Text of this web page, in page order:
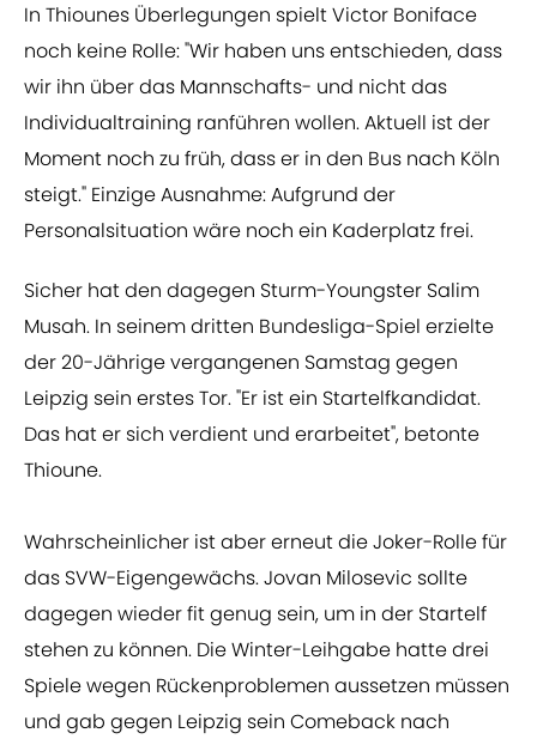
In Thiounes Überlegungen spielt Victor Boniface
noch keine Rolle: "Wir haben uns entschieden, dass
wir ihn über das Mannschafts- und nicht das
Individualtraining ranführen wollen. Aktuell ist der
Moment noch zu früh, dass er in den Bus nach Köln
steigt." Einzige Ausnahme: Aufgrund der
Personalsituation wäre noch ein Kaderplatz frei.
Sicher hat den dagegen Sturm-Youngster Salim
Musah. In seinem dritten Bundesliga-Spiel erzielte
der 20-Jährige vergangenen Samstag gegen
Leipzig sein erstes Tor. "Er ist ein Startelfkandidat.
Das hat er sich verdient und erarbeitet", betonte
Thioune.
Wahrscheinlicher ist aber erneut die Joker-Rolle für
das SVW-Eigengewächs. Jovan Milosevic sollte
dagegen wieder fit genug sein, um in der Startelf
stehen zu können. Die Winter-Leihgabe hatte drei
Spiele wegen Rückenproblemen aussetzen müssen
und gab gegen Leipzig sein Comeback nach